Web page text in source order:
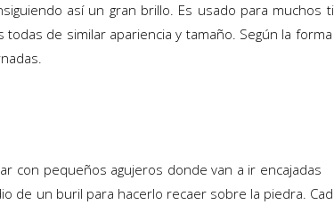
así un gran brillo. Es usado para muchos
de similar apariencia y tamaño. Según la
con pequeños agujeros donde van a ir encajadas
un buril para hacerlo recaer sobre la piedra.